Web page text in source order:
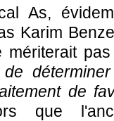
As,
Karim
mériterait
de
que